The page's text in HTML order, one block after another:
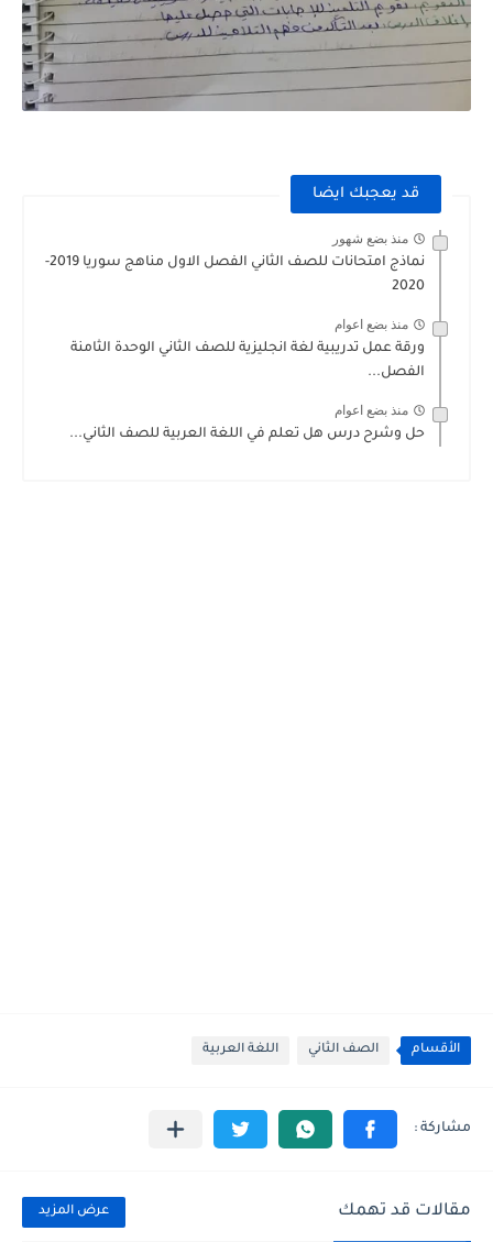
قد يعجبك ايضا
منذ بضع شهور
نماذج امتحانات للصف الثاني الفصل الاول مناهج سوريا 2019-
2020
منذ بضع اعوام
ورقة عمل تدريبية لغة انجليزية للصف الثاني الوحدة الثامنة
الفصل...
منذ بضع اعوام
حل وشرح درس هل تعلم في اللغة العربية للصف الثاني...
الأقسام الصف الثاني اللغة العربية
مقالات قد تهمك عرض المزيد